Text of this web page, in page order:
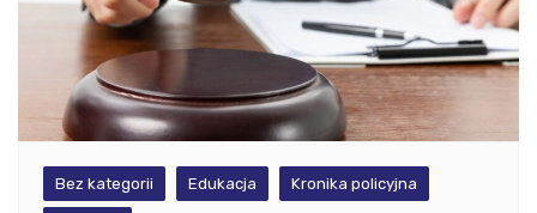
Bez kategorii Edukacja Kronika policyjna